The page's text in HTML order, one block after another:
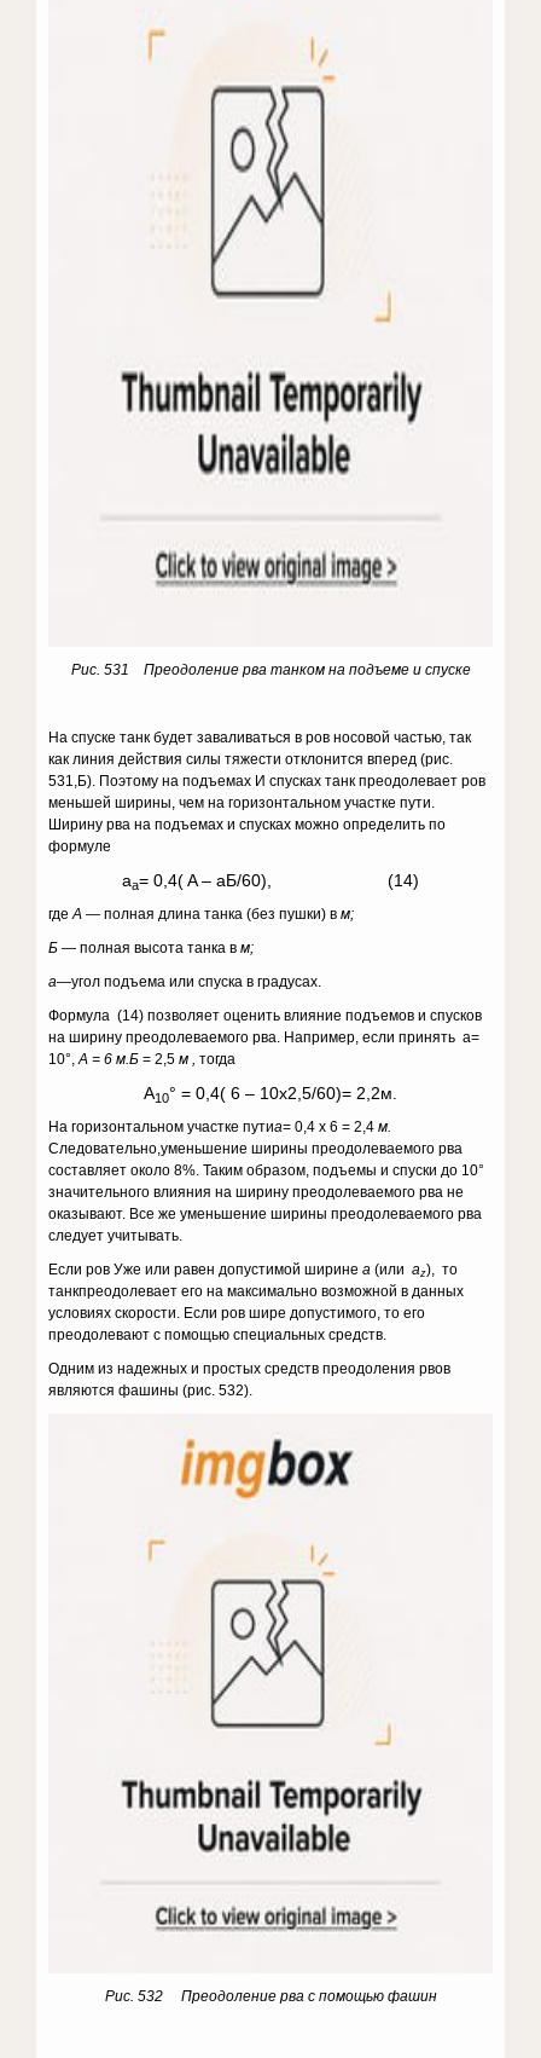
Рис. 531 Преодоление рва танком на подъеме и спуске
На спуске танк будет за­валиваться в ров носовой частью, так
как линия действия силы тяжести от­клонится вперед (рис.
531,Б). Поэтому на подъемах И спусках танк преодолевает ров
меньшей ширины, чем на горизонтальном участке пути.
Ширину рва на подъемах и спусках можно определить по
формуле
aa= 0,4( A – aБ/60), (14)
гдеА— полная длина танка (без пушки) вм;
Б— полная высота танка вм;
а—угол подъема или спуска в градусах.
Формула (14) позволяет оценить влияние подъемов и спусков
на ширину преодолеваемого рва. Например, если принять a=
10°,А = 6 м.Б= 2,5м ,тогда
A10° = 0,4( 6 – 10х2,5/60)= 2,2м.
На горизонтальном участке путиа= 0,4 х 6 = 2,4м.
Следовательно,уменьшение ширины преодолеваемого рва
составляет около 8%. Таким образом, подъемы и спуски до 10°
значительного влияния на ширину преодолеваемого рва не
оказывают. Все же уменьшение ширины преодо­леваемого рва
следует учитывать.
Если ров Уже или равен допустимой ширинеа(илиаz), то
танкпреодолевает его на максимально возможной в данных
условиях скорости. Если ров шире допустимого, то его
преодолевают с помощью специаль­ных средств.
Одним из надежных и простых средств преодоления рвов
являются фашины (рис. 532).
Рис. 532 Преодоление рва с помощью фашин